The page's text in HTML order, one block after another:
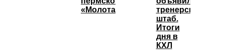
«Молота»
тренерский
штаб.
Итоги
дня в
КХЛ